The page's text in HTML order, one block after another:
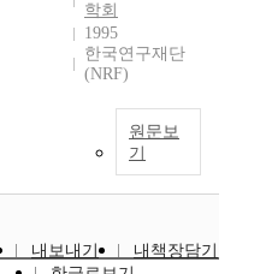
학회
1995
한국연구재단
(NRF)
원문보
기
내보내기
내책장담기